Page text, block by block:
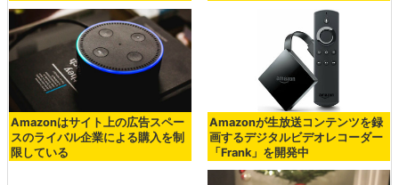
Amazonはサイト上の広告スペー
スのライバル企業による購入を制
限している
Amazonが生放送コンテンツを録
画するデジタルビデオレコーダー
「Frank」を開発中